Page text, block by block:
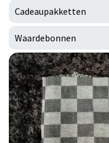
Cadeaupakketten
Waardebonnen